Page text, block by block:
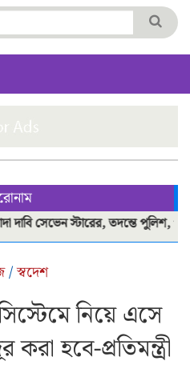
স্টারের, তদন্তে পুলিশ, পাশে
/স্বদেশ
নিয়ে এসে
হবে-প্রতিমন্ত্রী